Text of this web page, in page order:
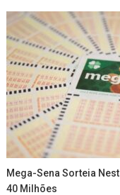
Mega-Sena Sorteia
40 Milhões